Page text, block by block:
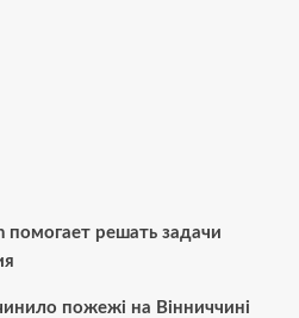
решать задачи
пожежі на Вінниччині